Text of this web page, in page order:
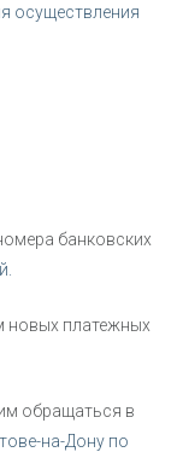
осуществления
банковских
новых платежных
обращаться в
на-Дону по